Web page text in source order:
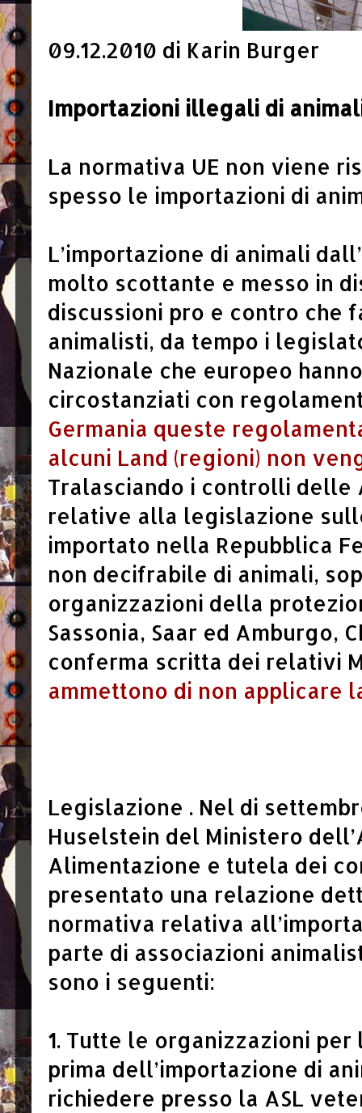
09.12.2010 di Karin Burger
Importazioni illegali di
La normativa UE non viene
spesso le importazioni di
L’importazione di animali
molto scottante e messo in
discussioni pro e contro che
animalisti, da tempo i
Nazionale che europeo
circostanziati con
Germania queste
alcuni Land (regioni) non
Tralasciando i controlli delle
relative alla legislazione
importato nella Repubblica
non decifrabile di animali,
organizzazioni della
Sassonia, Saar ed Amburgo,
conferma scritta dei relativi
ammettono di non applicare
Legislazione . Nel di
Huselstein del Ministero
Alimentazione e tutela dei
presentato una relazione
normativa relativa
parte di associazioni
sono i seguenti:
1. Tutte le organizzazioni
prima dell’importazione di
richiedere presso la ASL